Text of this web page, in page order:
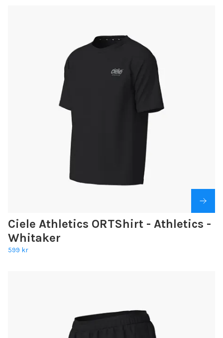
Ciele Athletics ORTShirt - Athletics -
Whitaker
599 kr